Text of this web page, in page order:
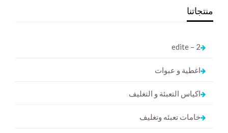
منتجاتنا
2 – edite
اغطية و عبوات
اكياس التعبئة و التغليف
خامات تعبئه وتغليف